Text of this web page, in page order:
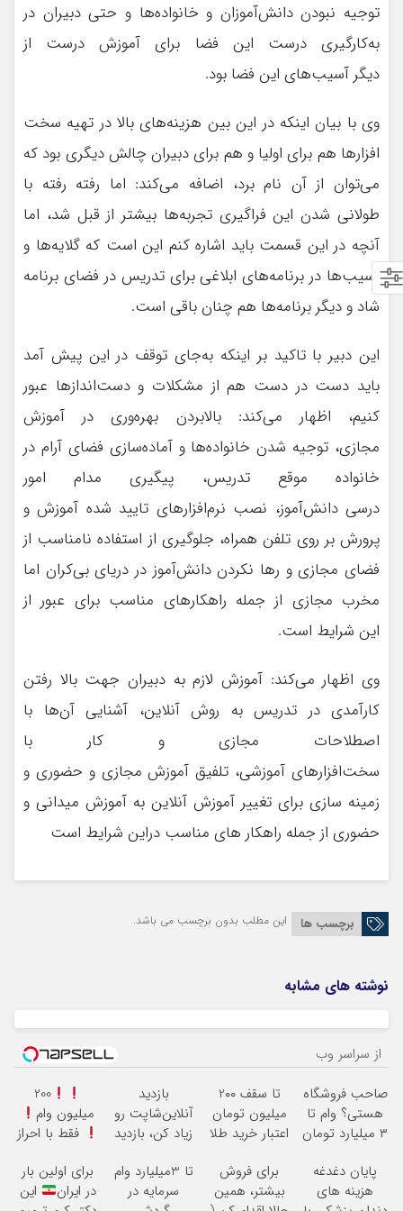
توجیه نبودن دانش‌آموزان و خانواده‌ها و حتی دبیران در
به‌کارگیری درست این فضا برای آموزش درست از
دیگر آسیب‌های این فضا بود.
وی با بیان اینکه در این بین هزینه‌های بالا در تهیه سخت
افزارها هم برای اولیا و هم برای دبیران چالش دیگری بود که
می‌توان از آن نام برد، اضافه می‌کند: اما رفته رفته با
طولانی شدن این فراگیری تجربه‌ها بیشتر از قبل شد، اما
آنچه در این قسمت باید اشاره کنم این است که گلایه‌ها و
آسیب‌ها در برنامه‌های ابلاغی برای تدریس در فضای برنامه
شاد و دیگر برنامه‌ها هم چنان باقی است.
این دبیر با تاکید بر اینکه به‌جای توقف در این پیش آمد
باید دست در دست هم از مشکلات و دست‌انداز‌ها عبور
کنیم، اظهار می‌کند: بالابردن بهره‌وری در آموزش
مجازی، توجیه شدن خانواده‌ها و آماده‌سازی فضای آرام در
خانواده موقع تدریس، پیگیری مدام امور
درسی دانش‌آموز، نصب نرم‌افزار‌های تایید شده آموزش و
پرورش بر روی تلفن همراه، جلوگیری از استفاده نامناسب از
فضای مجازی و رها نکردن دانش‌آموز در دریای بی‌کران اما
مخرب مجازی از جمله راهکارهای مناسب برای عبور از
این شرایط است.
وی اظهار می‌کند: آموزش لازم به دبیران جهت بالا رفتن
کارآمدی در تدریس به روش آنلاین، آشنایی آن‌ها با
اصطلاحات مجازی و کار با
سخت‌افزارهای آموزشی، تلفیق آموزش مجازی و حضوری و
زمینه سازی برای تغییر آموزش آنلاین به آموزش میدانی و
حضوری از جمله راهکار های مناسب دراین شرایط است‌
برچسب ها این مطلب بدون برچسب می باشد.
نوشته های مشابه
از سراسر وب
Image failed to
صاحب فروشگاه
هستی؟ وام تا
۳ میلیارد تومان
Image failed to
تا سقف 2۰۰
میلیون تومان
اعتبار خرید طلا
Image failed to
بازدید
آنلاین‌شاپت رو
زیاد کن، بازدید
بیشتر
Image failed to
200
میلیون وام
فقط با احراز
Image failed to
پایان دغدغه
هزینه های
Image failed to
برای فروش
بیشتر، همین
Image failed to
تا 3میلیارد وام
سرمایه در
Image failed to
برای اولین بار
در ایران
این